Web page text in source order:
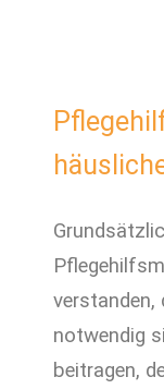
verstanden,
notwendig
beitragen,